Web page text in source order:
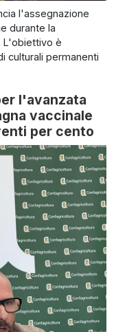
l'assegnazione
durante la
L'obiettivo è
culturali permanenti
l'avanzata
vaccinale
per cento